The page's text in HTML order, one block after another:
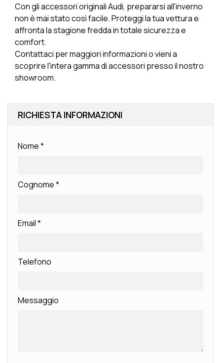
Con gli accessori originali Audi, prepararsi all'inverno
non è mai stato così facile. Proteggi la tua vettura e
affronta la stagione fredda in totale sicurezza e
comfort.
Contattaci per maggiori informazioni o vieni a
scoprire l'intera gamma di accessori presso il nostro
showroom.
RICHIESTA INFORMAZIONI
Nome*
Cognome*
Email*
Telefono
Messaggio